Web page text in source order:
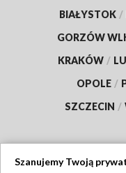
BIAŁYSTOK /
GORZÓW
KRAKÓW /
OPOLE /
SZCZECIN /
Szanujemy Twoją